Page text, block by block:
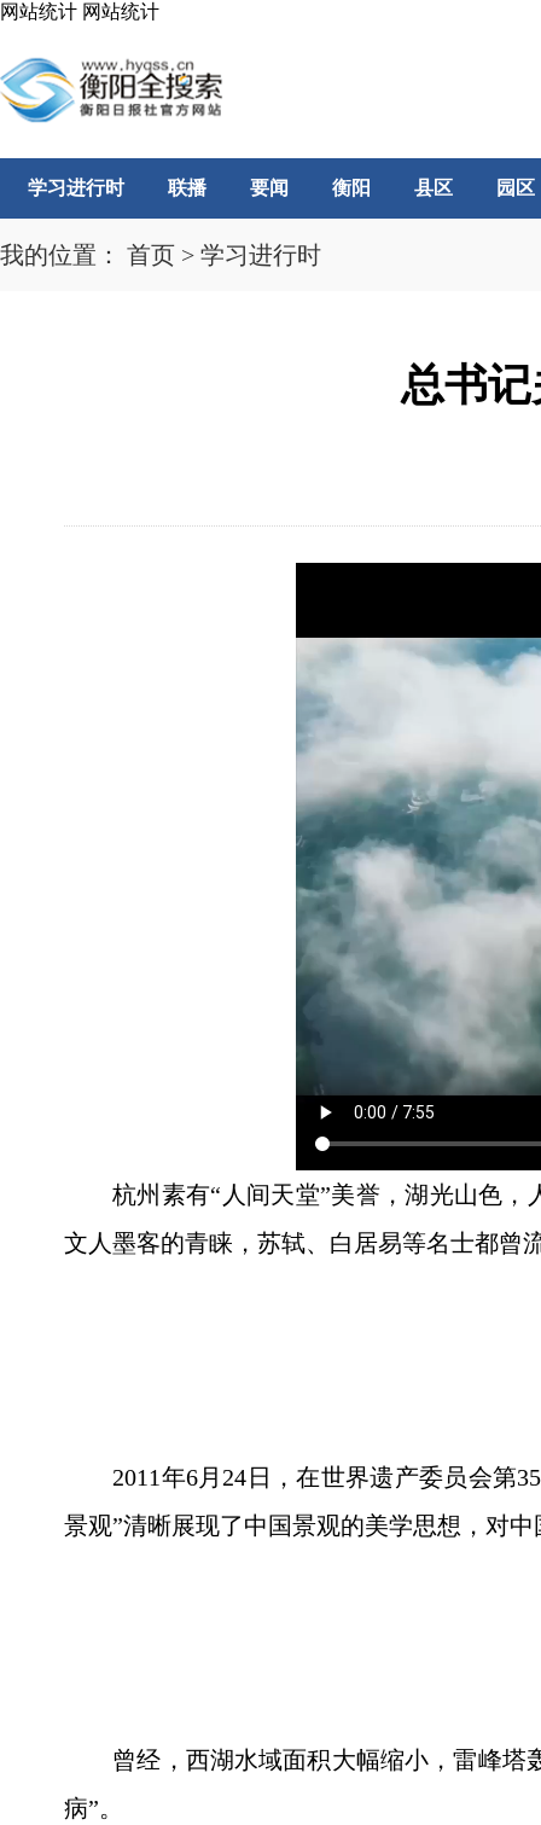
网站统计 网站统计
学习进行时 联播 要闻 衡阳 县区 园区
我的位置： 首页 > 学习进行时
总书
杭州素有“人间天堂”美誉，湖光山色
文人墨客的青睐，苏轼、白居易等名士都曾
2011年6月24日，在世界遗产委员会第
景观”清晰展现了中国景观的美学思想，对
曾经，西湖水域面积大幅缩小，雷峰
病”。